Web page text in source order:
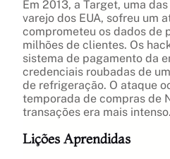
Em 2013, a Target, uma
varejo dos EUA, sofreu um
comprometeu os dados de
milhões de clientes. Os
sistema de pagamento da
credenciais roubadas de
de refrigeração. O ataque
temporada de compras de
transações era mais intenso.
Lições Aprendidas